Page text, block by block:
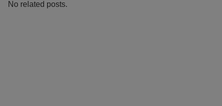
No related posts.